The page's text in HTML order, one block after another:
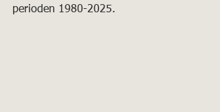
perioden 1980-2025.